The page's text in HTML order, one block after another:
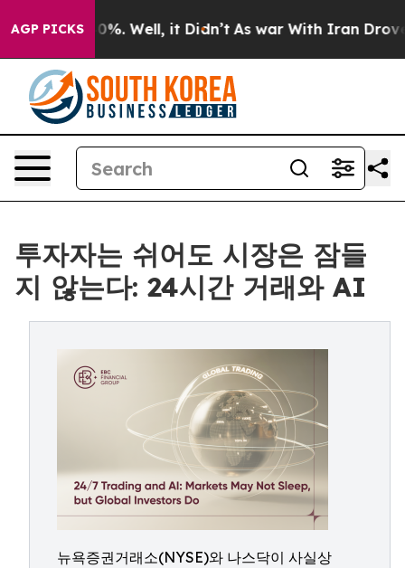
AGP PICKS
40%. Well, it Didn’t As war With Iran Drove oil
투자자는 쉬어도 시장은 잠들
지 않는다: 24시간 거래와 AI
뉴욕증권거래소(NYSE)와 나스닥이 사실상